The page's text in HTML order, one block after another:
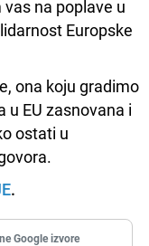
na poplave u
Europske
ona koju gradimo
u EU zasnovana i
ostati u
.
Google izvore